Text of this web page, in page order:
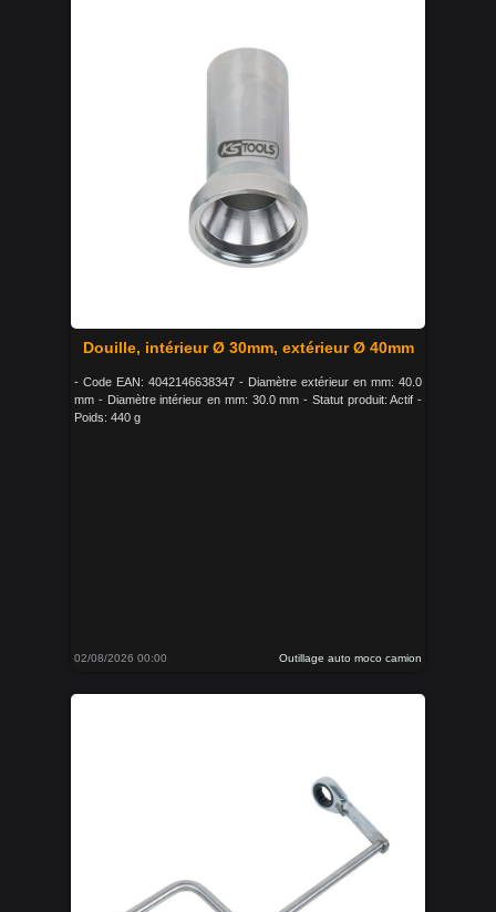
Douille, intérieur Ø 30mm, extérieur Ø 40mm
- Code EAN: 4042146638347 - Diamètre extérieur en mm: 40.0
mm - Diamètre intérieur en mm: 30.0 mm - Statut produit: Actif -
Poids: 440 g
02/08/2026 00:00 Outillage auto moco camion